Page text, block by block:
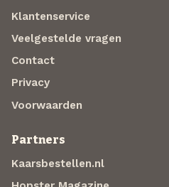
Klantenservice
Veelgestelde vragen
Contact
Privacy
Voorwaarden
Partners
Kaarsbestellen.nl